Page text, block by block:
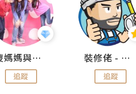
儍媽媽與兩隻小魔怪之家
追蹤
裝修佬 - 香港一站式網上裝修平台
追蹤